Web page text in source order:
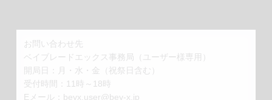
お問い合わせ先
ベイブレードエックス事務局（ユーザー様専用）
開局日：月・水・金（祝祭日含む）
受付時間：11時～18時
Eメール： beyx.user@bey-x.jp